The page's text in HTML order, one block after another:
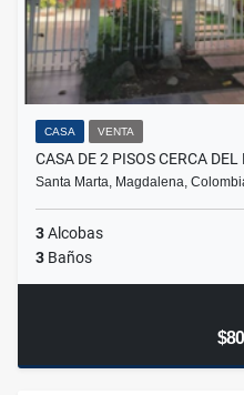
CASA VENTA
CASA DE 2 PISOS CERCA
Santa Marta, Magdalena,
3Alcobas
3 Baños